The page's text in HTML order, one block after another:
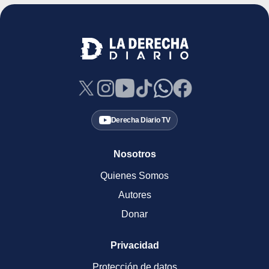
Derecha Diario TV
Nosotros
Quienes Somos
Autores
Donar
Privacidad
Protección de datos